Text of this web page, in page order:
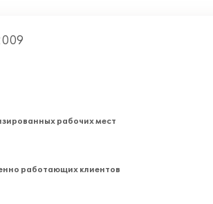
рабочих мест
работающих клиентов